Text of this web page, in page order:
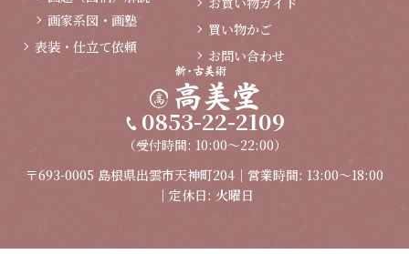
画家系図・画塾
表装・仕立て依頼
買い物かご
お問い合わせ
0853-22-2109
（受付時間: 10:00～22:00）
〒693-0005 島根県出雲市天神町204｜営業時間: 13:00～18:00
｜定休日: 火曜日